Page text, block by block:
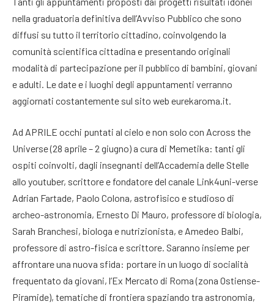
nella graduatoria definitiva dell’Avviso Pubblico che sono
diffusi su tutto il territorio cittadino, coinvolgendo la
comunità scientifica cittadina e presentando originali
modalità di partecipazione per il pubblico di bambini, giovani
e adulti. Le date e i luoghi degli appuntamenti verranno
aggiornati costantemente sul sito web eurekaroma.it.
Ad APRILE occhi puntati al cielo e non solo con Across the
Universe (28 aprile – 2 giugno) a cura di Memetika: tanti gli
ospiti coinvolti, dagli insegnanti dell’Accademia delle Stelle
allo youtuber, scrittore e fondatore del canale Link4uni-verse
Adrian Fartade, Paolo Colona, astrofisico e studioso di
archeo-astronomia, Ernesto Di Mauro, professore di biologia,
Sarah Branchesi, biologa e nutrizionista, e Amedeo Balbi,
professore di astro-fisica e scrittore. Saranno insieme per
affrontare una nuova sfida: portare in un luogo di socialità
frequentato da giovani, l’Ex Mercato di Roma (zona Ostiense-
Piramide), tematiche di frontiera spaziando tra astronomia,